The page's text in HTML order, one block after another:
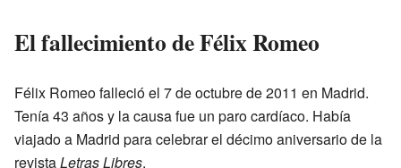
El fallecimiento de Félix Romeo
Félix Romeo falleció el 7 de octubre de 2011 en Madrid.
Tenía 43 años y la causa fue un paro cardíaco. Había
viajado a Madrid para celebrar el décimo aniversario de la
revistaLetras Libres.